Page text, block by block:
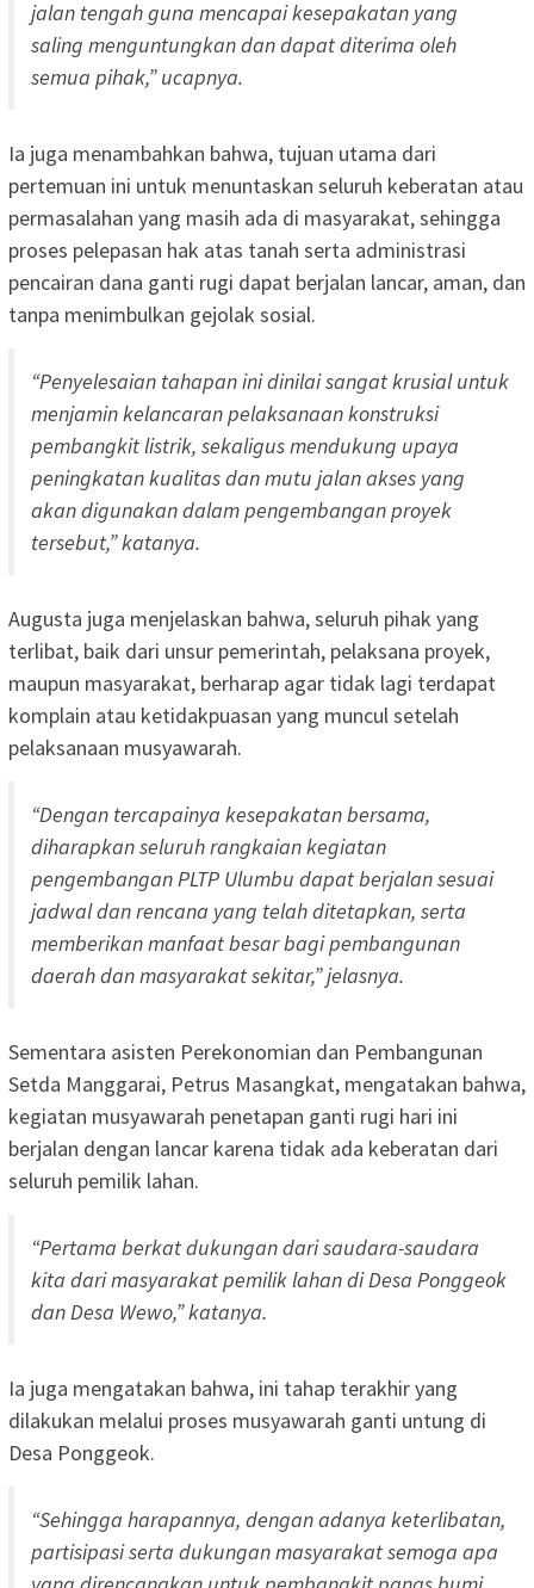
jalan tengah guna mencapai kesepakatan yang
saling menguntungkan dan dapat diterima oleh
semua pihak,” ucapnya.
Ia juga menambahkan bahwa, tujuan utama dari
pertemuan ini untuk menuntaskan seluruh keberatan atau
permasalahan yang masih ada di masyarakat, sehingga
proses pelepasan hak atas tanah serta administrasi
pencairan dana ganti rugi dapat berjalan lancar, aman, dan
tanpa menimbulkan gejolak sosial.
“Penyelesaian tahapan ini dinilai sangat krusial untuk
menjamin kelancaran pelaksanaan konstruksi
pembangkit listrik, sekaligus mendukung upaya
peningkatan kualitas dan mutu jalan akses yang
akan digunakan dalam pengembangan proyek
tersebut,” katanya.
Augusta juga menjelaskan bahwa, seluruh pihak yang
terlibat, baik dari unsur pemerintah, pelaksana proyek,
maupun masyarakat, berharap agar tidak lagi terdapat
komplain atau ketidakpuasan yang muncul setelah
pelaksanaan musyawarah.
“Dengan tercapainya kesepakatan bersama,
diharapkan seluruh rangkaian kegiatan
pengembangan PLTP Ulumbu dapat berjalan sesuai
jadwal dan rencana yang telah ditetapkan, serta
memberikan manfaat besar bagi pembangunan
daerah dan masyarakat sekitar,” jelasnya.
Sementara asisten Perekonomian dan Pembangunan
Setda Manggarai, Petrus Masangkat, mengatakan bahwa,
kegiatan musyawarah penetapan ganti rugi hari ini
berjalan dengan lancar karena tidak ada keberatan dari
seluruh pemilik lahan.
“Pertama berkat dukungan dari saudara-saudara
kita dari masyarakat pemilik lahan di Desa Ponggeok
dan Desa Wewo,” katanya.
Ia juga mengatakan bahwa, ini tahap terakhir yang
dilakukan melalui proses musyawarah ganti untung di
Desa Ponggeok.
“Sehingga harapannya, dengan adanya keterlibatan,
partisipasi serta dukungan masyarakat semoga apa